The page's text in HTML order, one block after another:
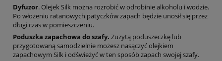
Dyfuzor. Olejek Silk można rozrobić w odrobinie alkoholu i wodzie.
Po włożeniu ratanowych patyczków zapach będzie unosił się przez
długi czas w pomieszczeniu.
Poduszka zapachowa do szafy. Zużytą poduszeczkę lub
przygotowaną samodzielnie możesz nasączyć olejkiem
zapachowym Silk i odświeżyć w ten sposób zapach swojej szafy.